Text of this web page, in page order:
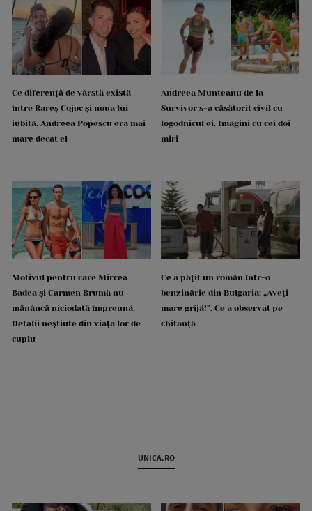
Ce diferență de vârstă există
între Rareș Cojoc și noua lui
iubită. Andreea Popescu era mai
mare decât el
Andreea Munteanu de la
Survivor s-a căsătorit civil cu
logodnicul ei. Imagini cu cei doi
miri
Motivul pentru care Mircea
Badea și Carmen Brumă nu
mănâncă niciodată împreună.
Detalii neștiute din viața lor de
cuplu
Ce a pățit un român într-o
benzinărie din Bulgaria: „Aveți
mare grijă!”. Ce a observat pe
chitanță
UNICA.RO